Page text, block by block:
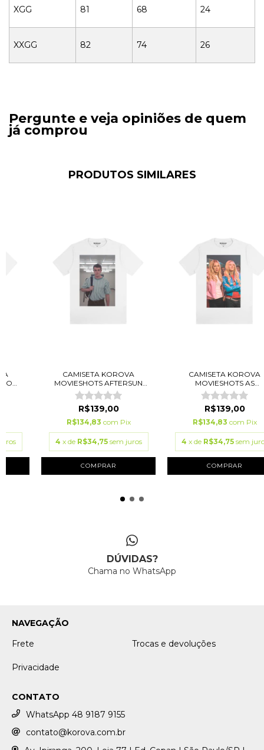
XGG 81 68 24
XXGG 82 74 26
Pergunte e veja opiniões de quem
já comprou
PRODUTOS SIMILARES
CAMISETA KOROVA
MOVIESHOTS AFTERSUN
BRAN...
R$139,00
R$134,83 com Pix
4 x de R$34,75 sem juros
COMPRAR
CAMISETA KOROVA
MOVIESHOTS AS
BRANQUELAS...
R$139,00
R$134,83 com Pix
4 x de R$34,75 sem
COMPRAR
DÚVIDAS?
Chama no WhatsApp
NAVEGAÇÃO
Frete
Trocas e devoluções
Privacidade
CONTATO
WhatsApp 48 9187 9155
contato@korova.com.br